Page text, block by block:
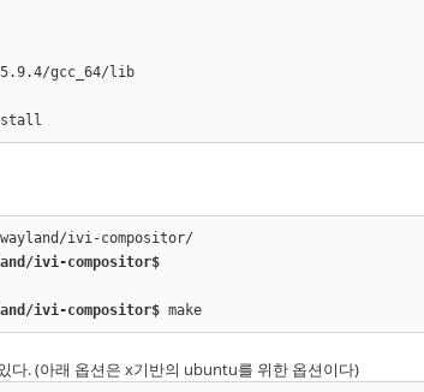
5.9.4/gcc_64/lib
wayland/ivi-compositor/
ivi-compositor$
ivi-compositor$ make
다. (아래 옵션은 x기반의 ubuntu를 위한 옵션이다)